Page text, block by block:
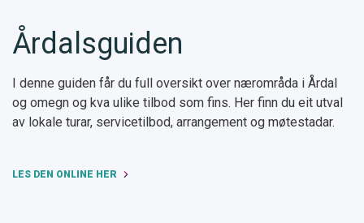
Årdalsguiden
I denne guiden får du full oversikt over nærområda i Årdal
og omegn og kva ulike tilbod som fins. Her finn du eit utval
av lokale turar, servicetilbod, arrangement og møtestadar.
LES DEN ONLINE HER